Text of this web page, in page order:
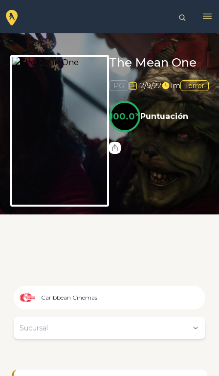
The Mean One
PG 12/9/22 1m Terror
100.0%Puntuación
Caribbean Cinemas
Sucursal